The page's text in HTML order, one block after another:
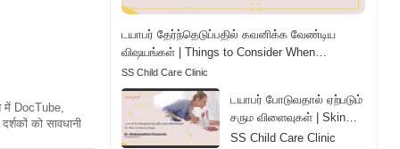
में DocTube,
को सावधानी
டயாபர் தேர்ந்தெடுப்பதில் கவனிக்க வேண்டிய
விஷயங்கள் | Things to Consider When
Choosing a Diaper | Tamil
SS Child Care Clinic
டயாபர் போடுவதால் ஏற்படும்
சரும விளைவுகள் | Skin
Effects of Wearing
SS Child Care Clinic